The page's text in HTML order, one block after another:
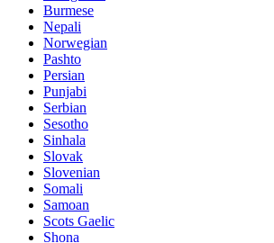
Burmese
Nepali
Norwegian
Pashto
Persian
Punjabi
Serbian
Sesotho
Sinhala
Slovak
Slovenian
Somali
Samoan
Scots Gaelic
Shona